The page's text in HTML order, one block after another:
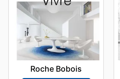
Roche Bobois